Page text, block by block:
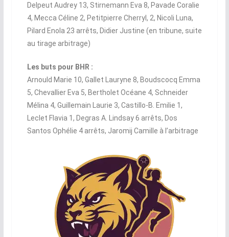
Delpeut Audrey 13, Stirnemann Eva 8, Pavade Coralie
4, Mecca Céline 2, Petitpierre Cherryl, 2, Nicoli Luna,
Pilard Enola 23 arrêts, Didier Justine (en tribune, suite
au tirage arbitrage)
Les buts pour BHR :
Arnould Marie 10, Gallet Lauryne 8, Boudscocq Emma
5, Chevallier Eva 5, Bertholet Océane 4, Schneider
Mélina 4, Guillemain Laurie 3, Castillo-B. Emilie 1,
Leclet Flavia 1, Degras A. Lindsay 6 arrêts, Dos
Santos Ophélie 4 arrêts, Jaromij Camille à l’arbitrage